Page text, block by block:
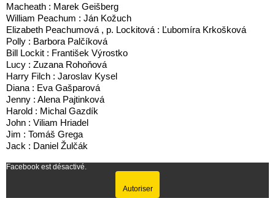
Macheath : Marek Geišberg
William Peachum : Ján Kožuch
Elizabeth Peachumová , p. Lockitová : Ľubomíra Krkošková
Polly : Barbora Palčíková
Bill Lockit : František Výrostko
Lucy : Zuzana Rohoňová
Harry Filch : Jaroslav Kysel
Diana : Eva Gašparová
Jenny : Alena Pajtinková
Harold : Michal Gazdík
John : Viliam Hriadel
Jim : Tomáš Grega
Jack : Daniel Žulčák
Facebook est désactivé.
Autoriser